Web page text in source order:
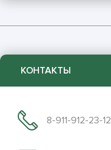
КОНТАКТЫ
8-911-912-23-12